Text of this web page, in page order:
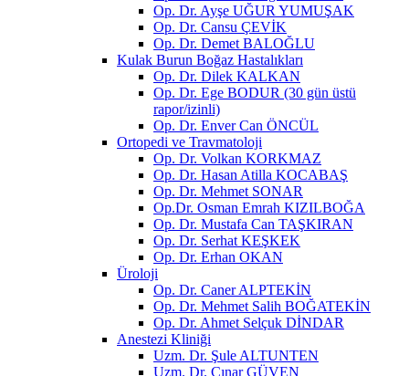
Op. Dr. Ayşe UĞUR YUMUŞAK
Op. Dr. Cansu ÇEVİK
Op. Dr. Demet BALOĞLU
Kulak Burun Boğaz Hastalıkları
Op. Dr. Dilek KALKAN
Op. Dr. Ege BODUR (30 gün üstü
rapor/izinli)
Op. Dr. Enver Can ÖNCÜL
Ortopedi ve Travmatoloji
Op. Dr. Volkan KORKMAZ
Op. Dr. Hasan Atilla KOCABAŞ
Op. Dr. Mehmet SONAR
Op.Dr. Osman Emrah KIZILBOĞA
Op. Dr. Mustafa Can TAŞKIRAN
Op. Dr. Serhat KEŞKEK
Op. Dr. Erhan OKAN
Üroloji
Op. Dr. Caner ALPTEKİN
Op. Dr. Mehmet Salih BOĞATEKİN
Op. Dr. Ahmet Selçuk DİNDAR
Anestezi Kliniği
Uzm. Dr. Şule ALTUNTEN
Uzm. Dr. Çınar GÜVEN